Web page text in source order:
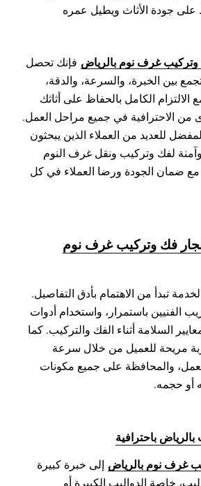
على جودة الأثاث ويطيل عمره
غرف نوم بالرياض فإنك تحصل
بين الخبرة، والسرعة، والدقة،
الالتزام الكامل بالحفاظ على أثاثك
الاحترافية في جميع مراحل العمل.
للعديد من العملاء الذين يبحثون
لفك وتركيب ونقل غرف النوم
مع ضمان الجودة ورضا العملاء في كل
فك وتركيب غرف نوم
تبدأ من الاهتمام بأدق التفاصيل.
الفنيين باستمرار، واستخدام أدوات
السلامة أثناء الفك والتركيب. كما
مريحة للعميل من خلال سرعة
والمحافظة على جميع مكونات
أو حجمه.
باحترافية
غرف نوم بالرياض إلى خبرة كبيرة
خاصة الدواليب الكبيرة أو